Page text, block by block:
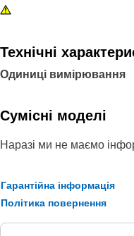
Attributes:
• Features a pin design to
• Black oxide finish
Технічні
Одиниці вимірювання
Сумісні моделі
Наразі ми не маємо
Гарантійна інформація
Політика повернення